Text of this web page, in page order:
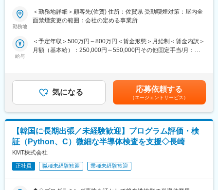
アの両軸で工場ラインのインテグレーション提案を行い、工場現
場実装を通じた課題解決型ソリューションを提供しています。
自社製のAIソフトウェア×IoTによる新たなソリューション領域へ
と事業を拡大していきます。
■業務内容：
半導体製造工程の一部を自動化するための現場密着型のソフトウ
して携わります。
現場に入り込み「実際に使われるシステム」を自らの手で作り上
・現場担当者からのヒアリング補助
・データ分析／課題抽出のサポート
・プロトタイプ作成・テスト
・実運用に向けた開発・保守対応
■ツール・開発環境：
C、Python、DB（Postgre、Oracle）、SQL言語
■ポジションの魅力：
・要件定義やプロトタイプ作成など上流工程に挑戦できる
勤務地
＜勤務地詳細＞顧客先(佐賀) 住所：佐賀県 受動喫煙対策：屋内全
面禁煙変更の範囲：会社の定める事業所
給与
＜予定年収＞500万円～800万円＜賃金形態＞月給制＜賃金内訳＞
月額（基本給）：250,000円～550,000円その他固定手当/月：
出身 48歳 前職490万⇒提示年収636万電気制御盤メーカー出
身 35歳 前職年収493万⇒提示年収627万技術者派遣出身 35
歳 前職年収548万⇒提示年収687万賃金はあくまでも目安の金額
であり、選考を通じて上下する可能性があります。月給(月額)は固
定手当を含めた表記です。
気になる 応募依頼する
（エージェントサービス）
【韓国に長期出張／未経験歓迎】プログラム評価・検
証（Python、C）微細な半導体検査を支援◇長崎
KMT株式会社
正社員 職種未経験歓迎 業種未経験歓迎